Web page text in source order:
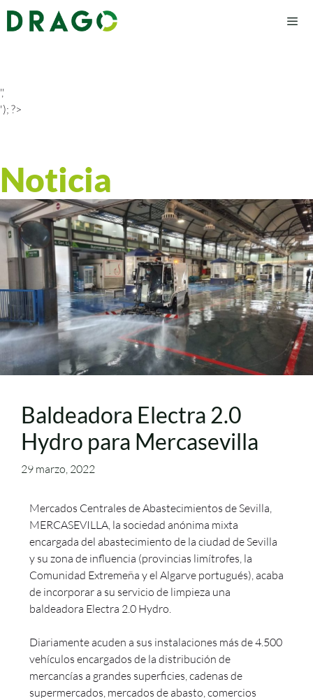
','
'); ?>
Noticia
Baldeadora Electra 2.0
Hydro para Mercasevilla
29 marzo, 2022
Mercados Centrales de Abastecimientos de Sevilla,
MERCASEVILLA, la sociedad anónima mixta
encargada del abastecimiento de la ciudad de Sevilla
y su zona de influencia (provincias limítrofes, la
Comunidad Extremeña y el Algarve portugués), acaba
de incorporar a su servicio de limpieza una
baldeadora Electra 2.0 Hydro.
Diariamente acuden a sus instalaciones más de 4.500
vehículos encargados de la distribución de
mercancías a grandes superficies, cadenas de
supermercados, mercados de abasto, comercios